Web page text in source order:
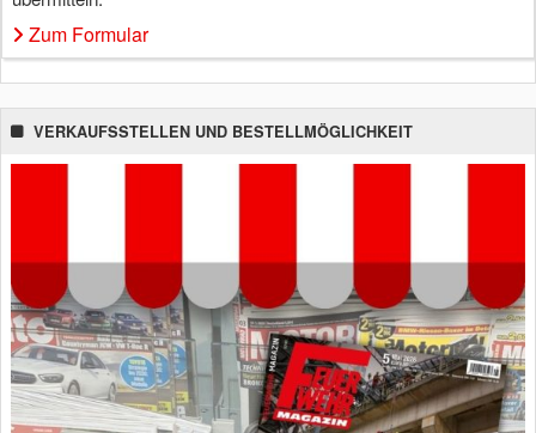
Zum Formular
VERKAUFSSTELLEN UND BESTELLMÖGLICHKEIT